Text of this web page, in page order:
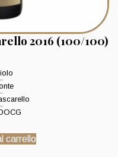
2016 (100/100)
carrello